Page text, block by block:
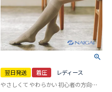
翌日発送 着圧
レディース
やさしくて やわらかい 初心者の方向け 着圧 ハイソックス